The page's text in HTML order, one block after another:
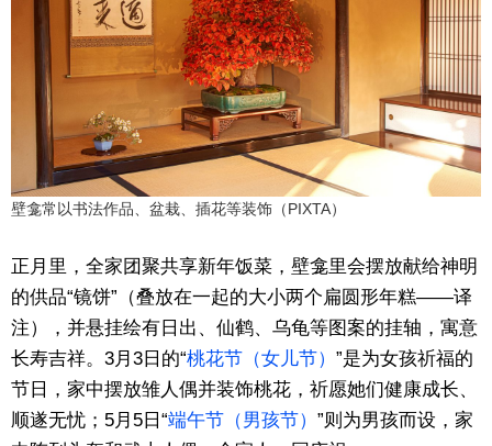
壁龛常以书法作品、盆栽、插花等装饰（PIXTA）
正月里，全家团聚共享新年饭菜，壁龛里会摆放献给神明
的供品“镜饼”（叠放在一起的大小两个扁圆形年糕——译
注），并悬挂绘有日出、仙鹤、乌龟等图案的挂轴，寓意
长寿吉祥。3月3日的“桃花节（女儿节） ”是为女孩祈福的
节日，家中摆放雏人偶并装饰桃花，祈愿她们健康成长、
顺遂无忧；5月5日“端午节（男孩节） ”则为男孩而设，家